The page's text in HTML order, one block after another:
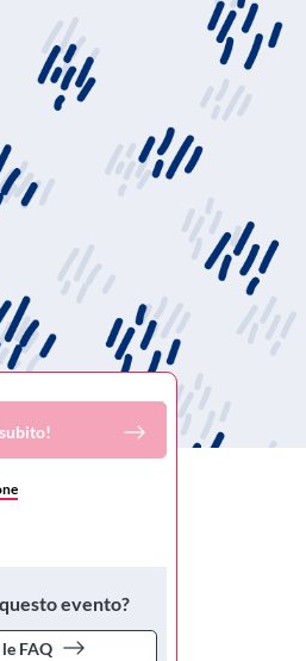
evento?
FAQ